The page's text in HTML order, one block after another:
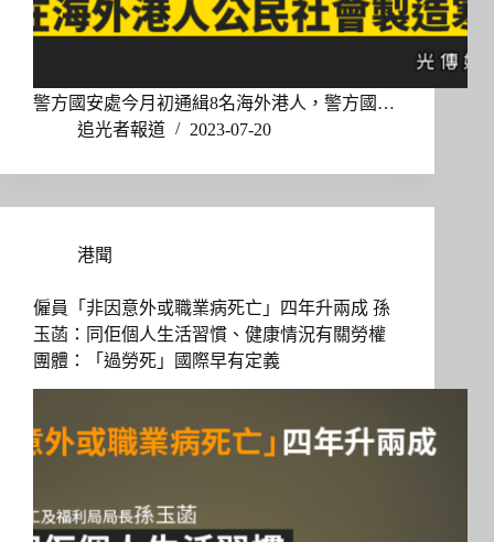
警方國安處今月初通緝8名海外港人，警方國…
追光者報道
2023-07-20
港聞
僱員「非因意外或職業病死亡」四年升兩成 孫
玉菡：同佢個人生活習慣、健康情況有關勞權
團體：「過勞死」國際早有定義